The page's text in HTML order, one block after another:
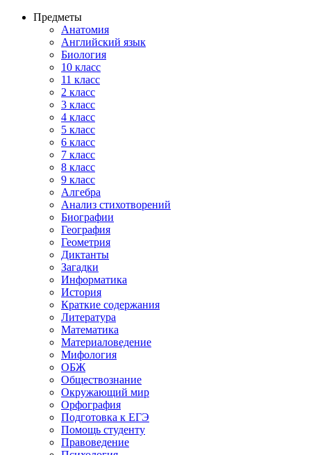
Предметы
Анатомия
Английский язык
Биология
10 класс
11 класс
2 класс
3 класс
4 класс
5 класс
6 класс
7 класс
8 класс
9 класс
Алгебра
Анализ стихотворений
Биографии
География
Геометрия
Диктанты
Загадки
Информатика
История
Краткие содержания
Литература
Математика
Материаловедение
Мифология
ОБЖ
Обществознание
Окружающий мир
Орфография
Подготовка к ЕГЭ
Помощь студенту
Правоведение